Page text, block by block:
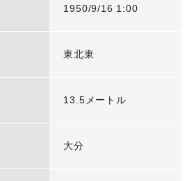
1950/9/16 1:00
東北東
13.5メートル
大分